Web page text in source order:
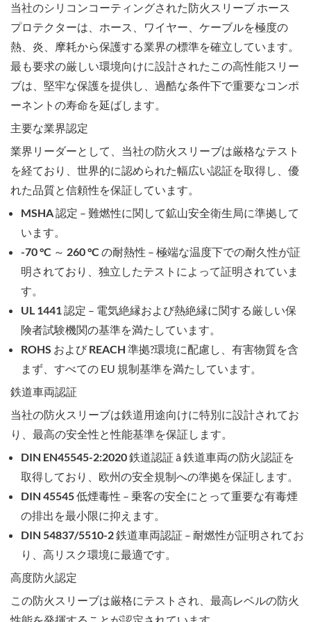
当社のシリコンコーティングされた防火スリーブ ホース
プロテクターは、ホース、ワイヤー、ケーブルを極度の
熱、炎、摩耗から保護する業界の標準を確立しています。
最も要求の厳しい環境向けに設計されたこの高性能スリー
ブは、堅牢な保護を提供し、過酷な条件下で重要なコンポ
ーネントの寿命を延ばします。
主要な業界認定
業界リーダーとして、当社の防火スリーブは厳格なテスト
を経ており、世界的に認められた幅広い認証を取得し、優
れた品質と信頼性を保証しています。
MSHA 認定 – 難燃性に関して鉱山安全衛生局に準拠して
います。
-70 °C ～ 260 °C の耐熱性 – 極端な温度下での耐久性が証
明されており、独立したテストによって証明されていま
す。
UL 1441 認定 – 電気絶縁および熱絶縁に関する厳しい保
険者試験機関の基準を満たしています。
ROHS および REACH 準拠?環境に配慮し、有害物質を含
まず、すべての EU 規制基準を満たしています。
鉄道車両認証
当社の防火スリーブは鉄道用途向けに特別に設計されてお
り、最高の安全性と性能基準を保証します。
DIN EN45545-2:2020 鉄道認証 â 鉄道車両の防火認証を
取得しており、欧州の安全規制への準拠を保証します。
DIN 45545 低煙毒性 – 乗客の安全にとって重要な有毒煙
の排出を最小限に抑えます。
DIN 54837/5510-2 鉄道車両認証 – 耐燃性が証明されてお
り、高リスク環境に最適です。
高度防火認定
この防火スリーブは厳格にテストされ、最高レベルの防火